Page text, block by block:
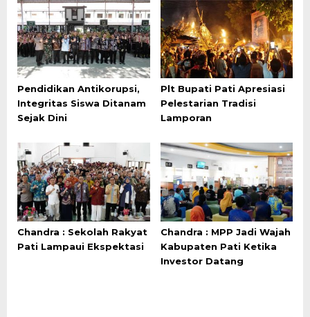
Pendidikan Antikorupsi,
Integritas Siswa Ditanam
Sejak Dini
Plt Bupati Pati Apresiasi
Pelestarian Tradisi
Lamporan
Chandra : Sekolah Rakyat
Pati Lampaui Ekspektasi
Chandra : MPP Jadi Wajah
Kabupaten Pati Ketika
Investor Datang